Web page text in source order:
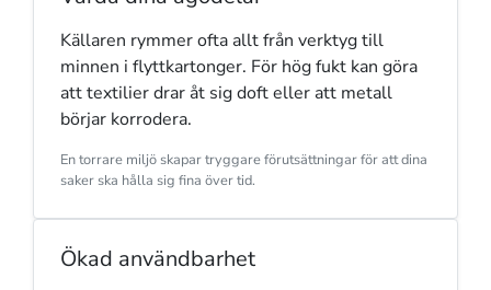
Källaren rymmer ofta allt från verktyg till
minnen i flyttkartonger. För hög fukt kan göra
att textilier drar åt sig doft eller att metall
börjar korrodera.
En torrare miljö skapar tryggare förutsättningar för att dina
saker ska hålla sig fina över tid.
Ökad användbarhet